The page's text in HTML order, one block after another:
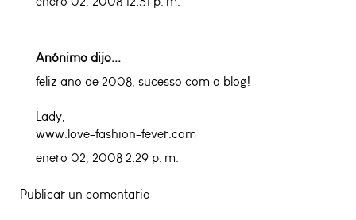
Anónimo dijo...
feliz ano de 2008, sucesso com o blog!
Lady,
www.love-fashion-fever.com
enero 02, 2008 2:29 p. m.
Publicar un comentario